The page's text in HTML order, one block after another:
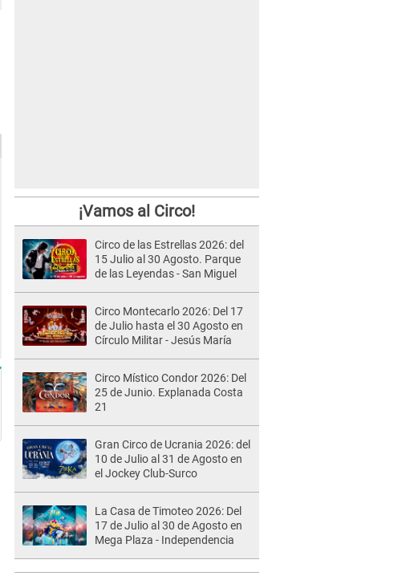
¡Vamos al Circo!
Circo de las Estrellas 2026: del
15 Julio al 30 Agosto. Parque
de las Leyendas - San Miguel
Circo Montecarlo 2026: Del 17
de Julio hasta el 30 Agosto en
Círculo Militar - Jesús María
Circo Místico Condor 2026: Del
25 de Junio. Explanada Costa
21
Gran Circo de Ucrania 2026: del
10 de Julio al 31 de Agosto en
el Jockey Club-Surco
La Casa de Timoteo 2026: Del
17 de Julio al 30 de Agosto en
Mega Plaza - Independencia